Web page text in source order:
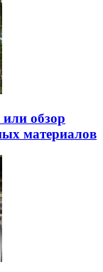
обзор
материалов